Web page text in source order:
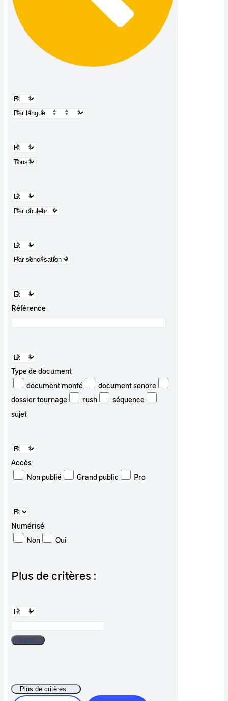
Référence
Type de document
document monté
document sonore
dossier tournage
rush
séquence
sujet
Accès
Non publié
Grand public Pro
Numérisé
Non
Oui
Plus de critères :